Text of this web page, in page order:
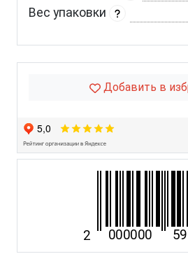
Вес упаковки
Добавить в